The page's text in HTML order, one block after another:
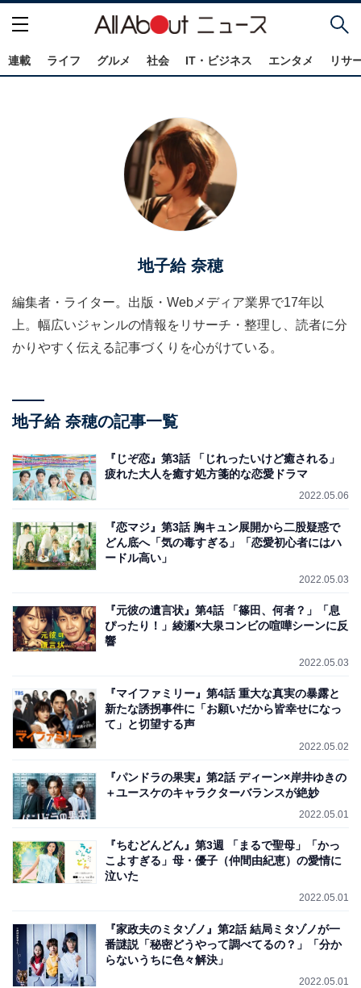
連載 ライフ グルメ 社会 IT・ビジネス エンタメ リサ
地子給 奈穂
編集者・ライター。出版・Webメディア業界で17年以
上。幅広いジャンルの情報をリサーチ・整理し、読者に分
かりやすく伝える記事づくりを心がけている。
地子給 奈穂の記事一覧
『じぞ恋』第3話 「じれったいけど癒される」
疲れた大人を癒す処方箋的な恋愛ドラマ
2022.05.06
『恋マジ』第3話 胸キュン展開から二股疑惑で
どん底へ「気の毒すぎる」「恋愛初心者にはハ
ードル高い」
2022.05.03
『元彼の遺言状』第4話 「篠田、何者？」「息
ぴったり！」綾瀬×大泉コンビの喧嘩シーンに反
響
2022.05.03
『マイファミリー』第4話 重大な真実の暴露と
新たな誘拐事件に「お願いだから皆幸せになっ
て」と切望する声
2022.05.02
『パンドラの果実』第2話 ディーン×岸井ゆきの
＋ユースケのキャラクターバランスが絶妙
2022.05.01
『ちむどんどん』第3週 「まるで聖母」「かっ
こよすぎる」母・優子（仲間由紀恵）の愛情に
泣いた
2022.05.01
『家政夫のミタゾノ』第2話 結局ミタゾノが一
番謎説「秘密どうやって調べてるの？」「分か
らないうちに色々解決」
2022.05.01